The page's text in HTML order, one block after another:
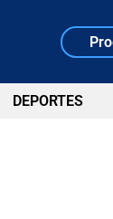
DEPORTES